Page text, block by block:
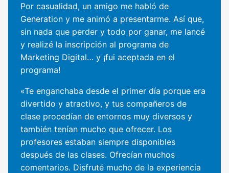
Por casualidad, un amigo me habló de
Generation y me animó a presentarme. Así que,
sin nada que perder y todo por ganar, me lancé
y realizé la inscripción al programa de
Marketing Digital… y ¡fui aceptada en el
programa!
«Te enganchaba desde el primer día porque era
divertido y atractivo, y tus compañeros de
clase procedían de entornos muy diversos y
también tenían mucho que ofrecer. Los
profesores estaban siempre disponibles
después de las clases. Ofrecían muchos
comentarios. Disfruté mucho de la experiencia